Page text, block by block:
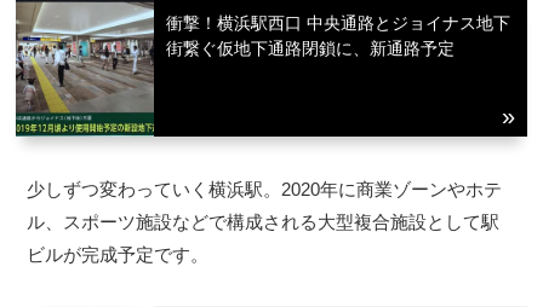
衝撃！横浜駅西口 中央通路とジョイナス地下
街繋ぐ仮地下通路閉鎖に、新通路予定
少しずつ変わっていく横浜駅。2020年に商業ゾーンやホテ
ル、スポーツ施設などで構成される大型複合施設として駅
ビルが完成予定です。